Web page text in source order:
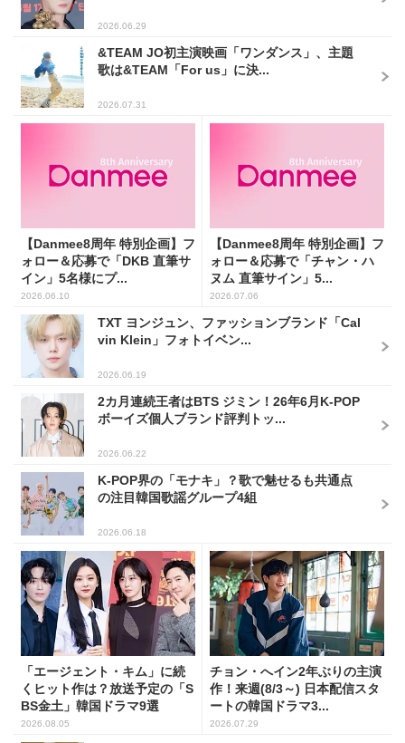
2026.06.29
&TEAM JO初主演映画「ワンダンス」、主題
歌は&TEAM「For us」に決...
2026.07.31
【Danmee8周年 特別企画】フ
ォロー＆応募で「DKB 直筆サ
イン」5名様にプ...
2026.06.10
【Danmee8周年 特別企画】フ
ォロー＆応募で「チャン・ハ
ヌム 直筆サイン」5...
2026.07.06
TXT ヨンジュン、ファッションブランド「Cal
vin Klein」フォトイベン...
2026.06.19
2カ月連続王者はBTS ジミン！26年6月K-POP
ボーイズ個人ブランド評判トッ...
2026.06.22
K-POP界の「モナキ」？歌で魅せるも共通点
の注目韓国歌謡グループ4組
2026.06.18
「エージェント・キム」に続
くヒット作は？放送予定の「S
BS金土」韓国ドラマ9選
2026.08.05
チョン・へイン2年ぶりの主演
作！来週(8/3～) 日本配信スタ
ートの韓国ドラマ3...
2026.07.29